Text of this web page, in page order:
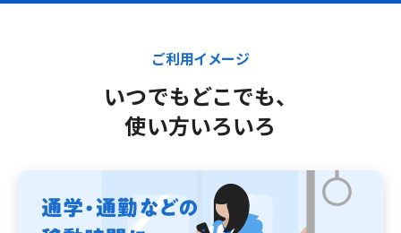
ご利用イメージ
いつでもどこでも、
使い方いろいろ